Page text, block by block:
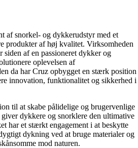
af snorkel- og dykkerudstyr med et
produkter af høj kvalitet. Virksomheden
af en passioneret dykker og
oplevelsen af
da har Cruz opbygget en stærk position
innovation, funktionalitet og sikkerhed i
til at skabe pålidelige og brugervenlige
dykkere og snorklere den ultimative
har et stærkt engagement i at beskytte
dykning ved at bruge materialer og
mod naturen.